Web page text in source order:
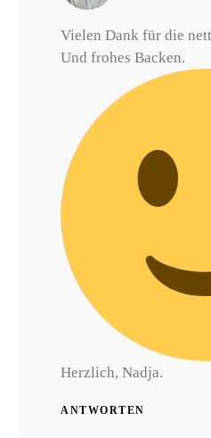
Vielen Dank für die
Und frohes Backen.
Herzlich, Nadja.
ANTWORTEN